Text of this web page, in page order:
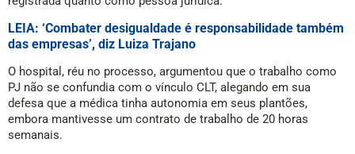
LEIA: ‘Combater desigualdade é responsabilidade também
das empresas’, diz Luiza Trajano
O hospital, réu no processo, argumentou que o trabalho como
PJ não se confundia com o vínculo CLT, alegando em sua
defesa que a médica tinha autonomia em seus plantões,
embora mantivesse um contrato de trabalho de 20 horas
semanais.